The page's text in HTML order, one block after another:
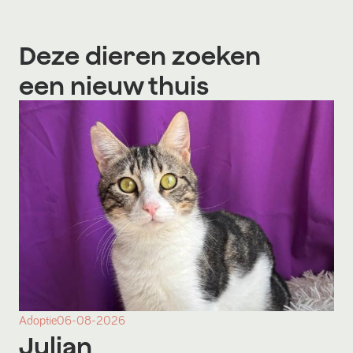
Deze dieren zoeken
een nieuw thuis
Adoptie06-08-2026
Julian